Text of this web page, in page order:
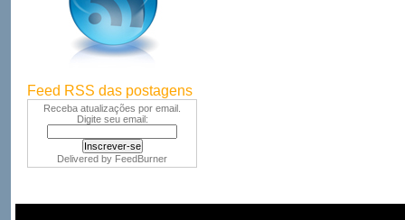
Feed RSS das postagens
Receba atualizações por email.
Digite seu email:
Delivered by FeedBurner